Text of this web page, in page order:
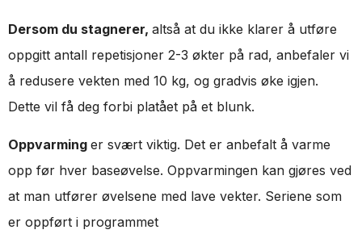
Dersom du stagnerer, altså at du ikke klarer å utføre
oppgitt antall repetisjoner 2-3 økter på rad, anbefaler vi
å redusere vekten med 10 kg, og gradvis øke igjen.
Dette vil få deg forbi platået på et blunk.
Oppvarming er svært viktig. Det er anbefalt å varme
opp før hver baseøvelse. Oppvarmingen kan gjøres ved
at man utfører øvelsene med lave vekter. Seriene som
er oppført i programmet